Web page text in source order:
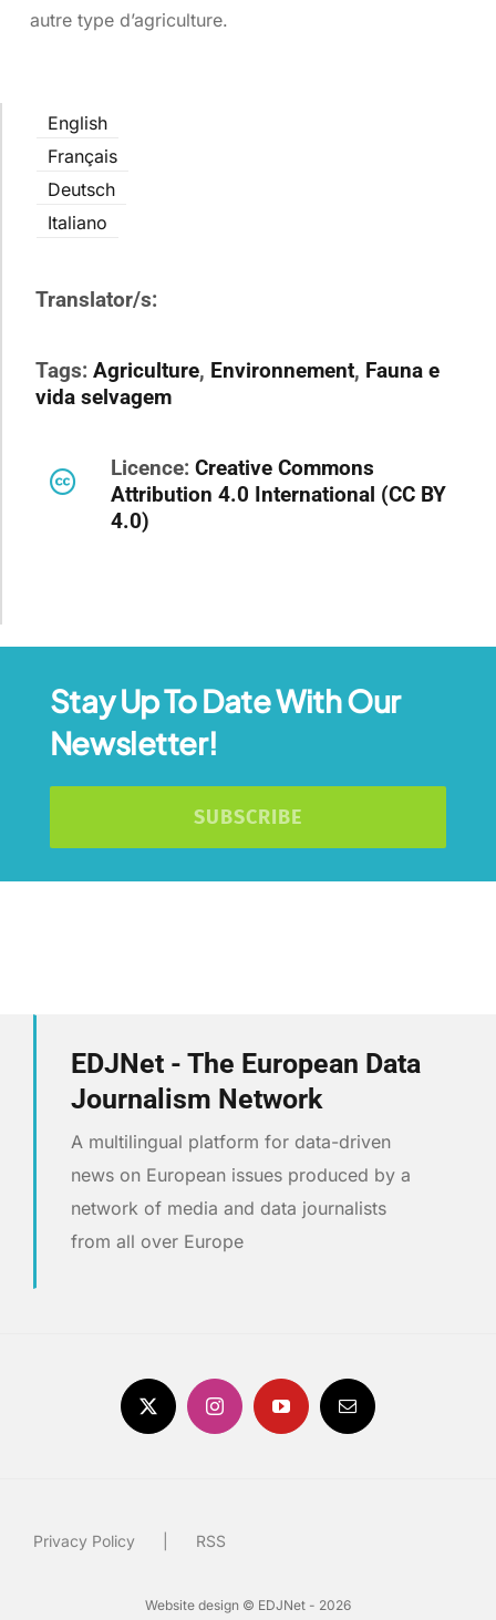
autre type d’agriculture.
English
Français
Deutsch
Italiano
Translator/s:
Tags: Agriculture, Environnement, Fauna e
vida selvagem
Licence: Creative Commons
Attribution 4.0 International (CC BY
4.0)
Stay Up To Date With Our
Newsletter!
SUBSCRIBE
EDJNet - The European Data
Journalism Network
A multilingual platform for data-driven
news on European issues produced by a
network of media and data journalists
from all over Europe
Privacy Policy RSS
Website design © EDJNet - 2026